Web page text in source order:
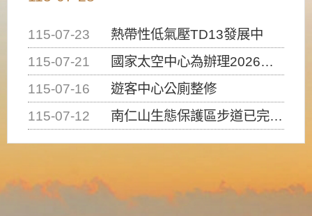
115-07-23
熱帶性低氣壓TD13發展中
115-07-21
國家太空中心為辦理2026台灣盃火箭競賽，陸、海、空域警戒及協調相關事宜，因颱風備案事宜
115-07-16
遊客中心公廁整修
115-07-12
南仁山生態保護區步道已完成修復，自115年7月13日（星期一）起恢復開放入園，歡迎民眾依規定申請入園....